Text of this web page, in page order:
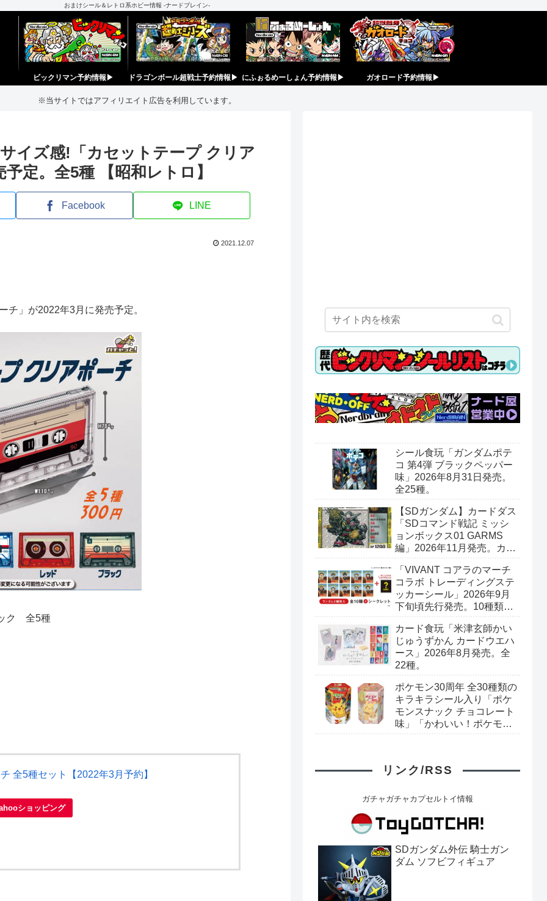
おまけシール＆レトロ系ホビー情報 -ナードブレイン-
ビックリマン予約情報▶︎ ドラゴンボール超戦士予約情報▶︎ にふぉるめーしょん予約情報▶︎ ガオロード予約情報▶︎
※当サイトではアフィリエイト広告を利用しています。
イズ感!「カセットテープ クリア
定。全5種 【昭和レトロ】
Facebook LINE
2021.12.07
チ」が2022年3月に発売予定。
ク 全5種
全5種セット【2022年3月予約】
ショッピング
シール食玩「ガンダムポテ
コ 第4弾 ブラックペッパー
味」2026年8月31日発売。
全25種。
【SDガンダム】カードダス
「SDコマンド戦記 ミッシ
ョンボックス01 GARMS
編」2026年11月発売。カー
プレミアムバンダイ予約開
始。
「VIVANT コアラのマーチ
コラボ トレーディングステ
ッカーシール」2026年9月
下旬頃先行発売。10種類＋
オンラインショップ限定。
カード食玩「米津玄師かい
じゅうずかん カードウエハ
ース」2026年8月発売。全
22種。
ポケモン30周年 全30種類の
キラキラシール入り「ポケ
モンスナック チョコレート
味」「かわいい！ポケモン
リンク/RSS
ガチャガチャカプセルトイ情報
SDガンダム外伝 騎士ガン
ダム ソフビフィギュア